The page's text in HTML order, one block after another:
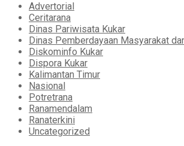
Advertorial
Ceritarana
Dinas Pariwisata Kukar
Dinas Pemberdayaan Masyarakat
Diskominfo Kukar
Dispora Kukar
Kalimantan Timur
Nasional
Potretrana
Ranamendalam
Ranaterkini
Uncategorized